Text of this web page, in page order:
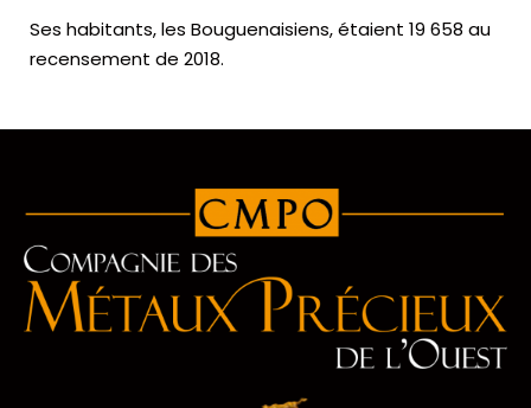
Ses habitants, les Bouguenaisiens, étaient 19 658 au
recensement de 2018.